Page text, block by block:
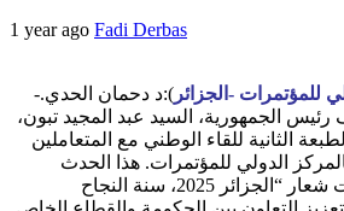
1 year ago Fadi Derbas
للمؤتمرات -الجزائر ):د دحمان الحدي.-
الجمهورية، السيد عبد المجيد تبون،
الثانية للقاء الوطني مع المتعاملين
الدولي للمؤتمرات. هذا الحدث
الاقتصادي الهام يأتي تحت شعار “الجزائر 2025، سنة النجاح